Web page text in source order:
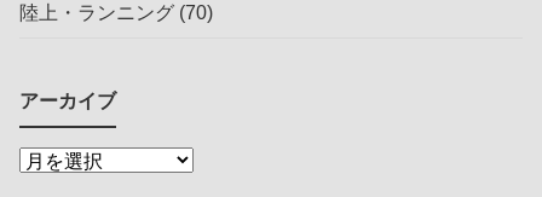
陸上・ランニング (70)
アーカイブ